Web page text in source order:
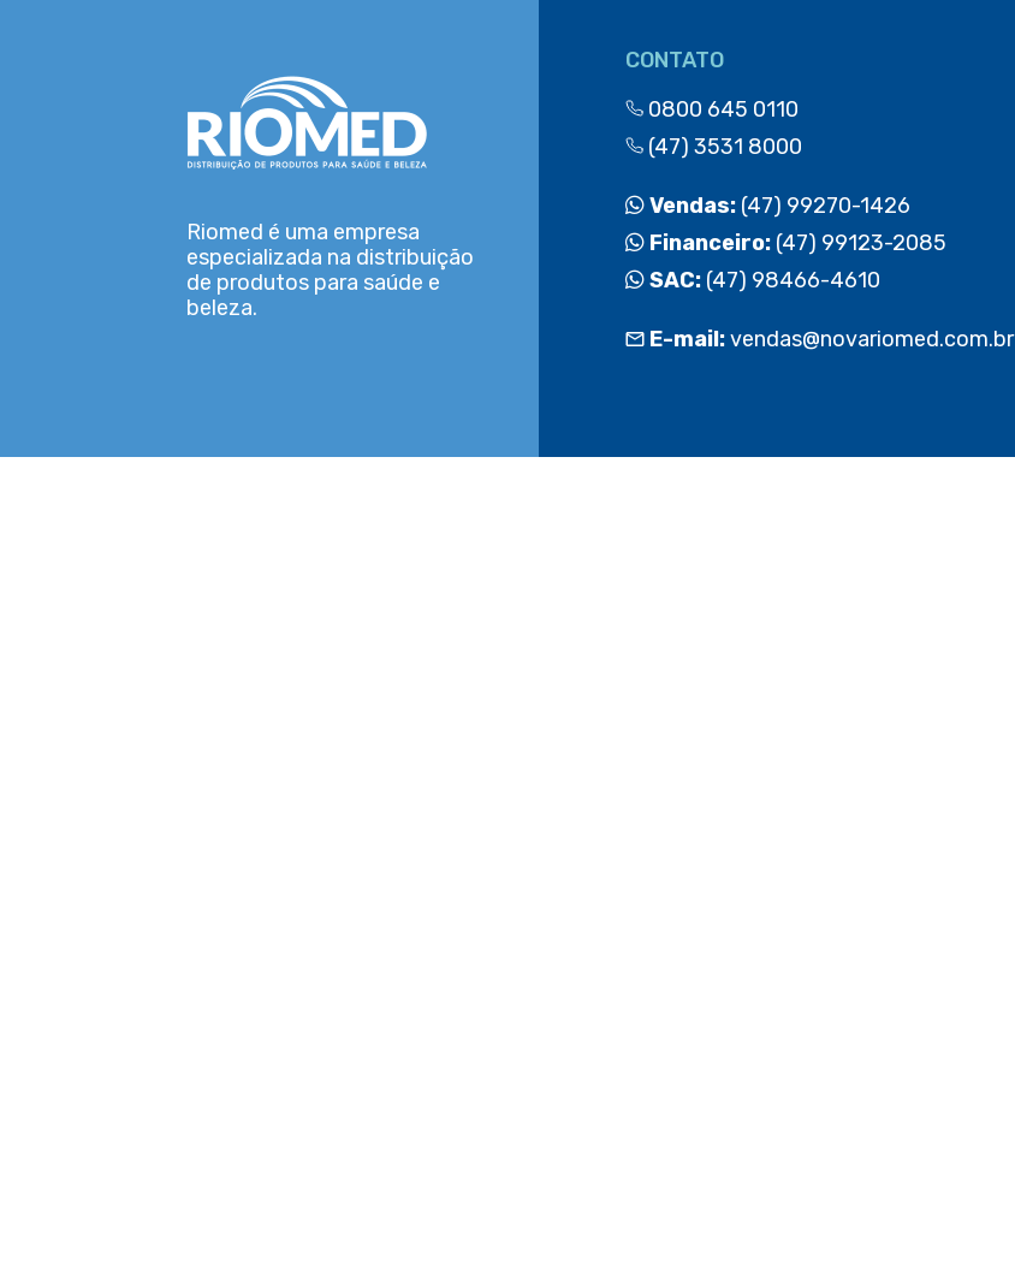
Riomed é uma empresa
especializada na distribuição
de produtos para saúde e
beleza.
CONTATO
0800 645 0110
(47) 3531 8000
Vendas: (47) 99270-1426
Financeiro: (47) 99123-2085
SAC: (47) 98466-4610
E-mail:vendas@novariomed.com.br